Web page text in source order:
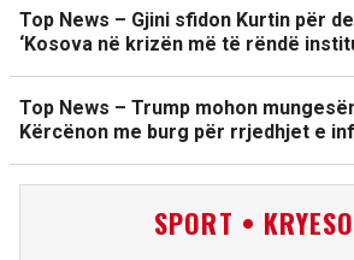
Top News – Gjini sfidon Kurtin për
‘Kosova në krizën më të rëndë
Top News – Trump mohon
Kërcënon me burg për rrjedhjet e
SPORT •